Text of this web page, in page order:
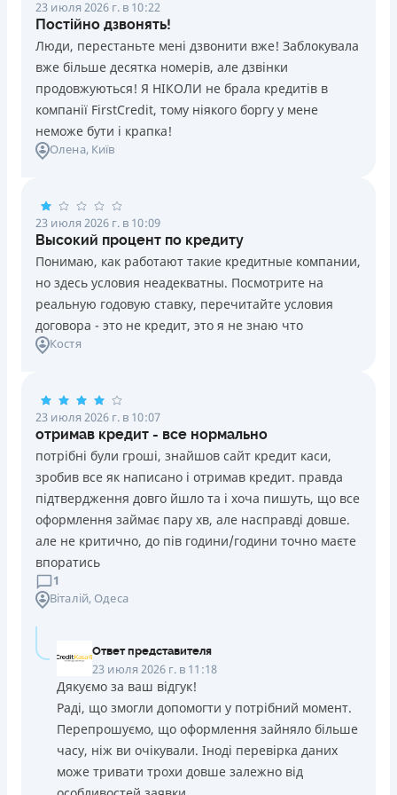
23 июля 2026 г. в 10:22
Постійно дзвонять!
Люди, перестаньте мені дзвонити вже! Заблокувала
вже більше десятка номерів, але дзвінки
продовжуються! Я НІКОЛИ не брала кредитів в
компанії FirstCredit, тому ніякого боргу у мене
неможе бути і крапка!
Олена, Київ
23 июля 2026 г. в 10:09
Высокий процент по кредиту
Понимаю, как работают такие кредитные компании,
но здесь условия неадекватны. Посмотрите на
реальную годовую ставку, перечитайте условия
договора - это не кредит, это я не знаю что
Костя
23 июля 2026 г. в 10:07
отримав кредит - все нормально
потрібні були гроші, знайшов сайт кредит каси,
зробив все як написано і отримав кредит. правда
підтвердження довго йшло та і хоча пишуть, що все
оформлення займає пару хв, але насправді довше.
але не критично, до пів години/години точно маєте
впоратись
1
Віталій, Одеса
Ответ представителя
23 июля 2026 г. в 11:18
Дякуємо за ваш відгук!
Раді, що змогли допомогти у потрібний момент.
Перепрошуємо, що оформлення зайняло більше
часу, ніж ви очікували. Іноді перевірка даних
може тривати трохи довше залежно від